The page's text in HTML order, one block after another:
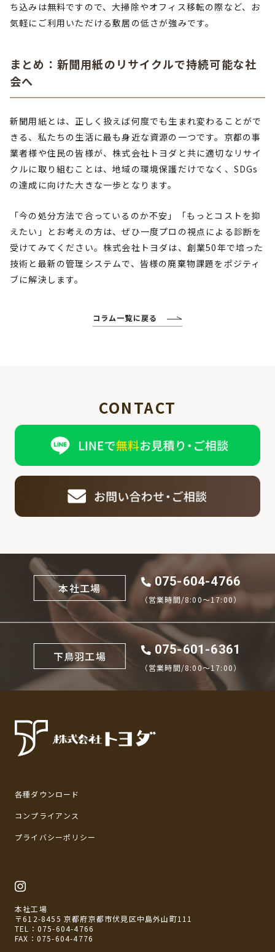
ち込みは無料ですので、大掃除やオフィス移転の際など、お
気軽にご利用いただける敷居の低さが強みです。
まとめ：新聞用紙のリサイクルで持続可能な社
会へ
新聞用紙とは、正しく扱えば何度でも生まれ変わることがで
きる、私たちの生活に最も身近な資源の一つです。京都の事
業者様や住民の皆様が、株式会社トヨダと共に適切なリサイ
クルに取り組むことは、地域の環境保護だけでなく、SDGs
の達成に向けた大きな一歩となります。
「今の処分方法で合っているのか不安」「もっとコストを抑
えたい」とお考えの方は、ぜひ一度プロの視点による診断を
受けてみてください。株式会社トヨダは、創業50年で培った
技術と最新の管理システムで、皆様の廃棄物課題をポジティ
ブに解決します。
コラム一覧に戻る
CONTACT
本社工場 075-604-4766
（営業時間/8:00〜17:00）
下鳥羽工場 075-601-6361
（営業時間/8:00〜17:00）
各種ダウンロード
コンプライアンス
プライバシーポリシー
本社工場
〒612-8455 京都府京都市伏見区中島外山町111
TEL： 075-604-4766
FAX：075-604-4776